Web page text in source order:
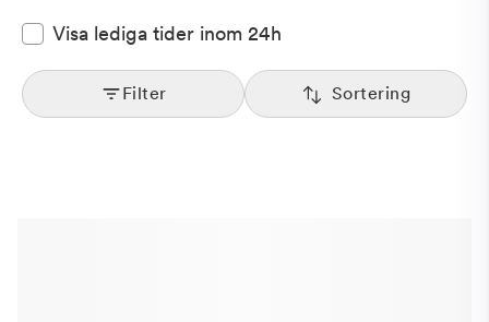
Visa lediga tider inom 24h
Filter Sortering